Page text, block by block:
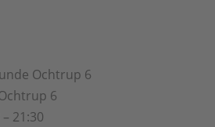
Ochtrup 6
6
21:30